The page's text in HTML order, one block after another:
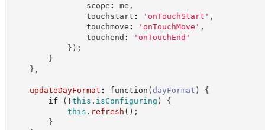
scope : me ,
touchstart : ' onTouchStart ' ,
touchmove : ' onTouchMove ' ,
touchend : ' onTouchEnd '
} ) ;
}
} ,
updateDayFormat : function (dayFormat )
{
if
( !this . isConfiguring )
{
this . refresh ( ) ;
}